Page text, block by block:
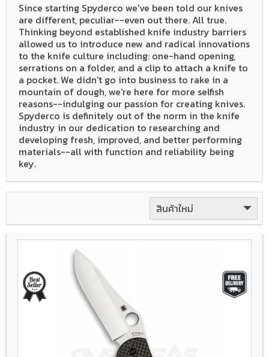
Since starting Spyderco we've been told our knives
are different, peculiar--even out there. All true.
Thinking beyond established knife industry barriers
allowed us to introduce new and radical innovations
to the knife culture including: one-hand opening,
serrations on a folder, and a clip to attach a knife to
a pocket. We didn't go into business to rake in a
mountain of dough, we're here for more selfish
reasons--indulging our passion for creating knives.
Spyderco is definitely out of the norm in the knife
industry in our dedication to researching and
developing fresh, improved, and better performing
materials--all with function and reliability being
key.
สินค้าใหม่